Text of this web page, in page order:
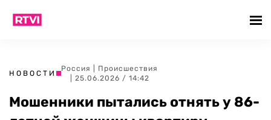
НОВОСТИ
Россия
Происшествия
| 25.06.2026 / 14:42
Мошенники пытались отнять у 86-